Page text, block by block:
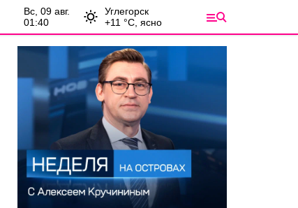
вс, 09 авг.
01:40
Углегорск
+11 °С, ясно